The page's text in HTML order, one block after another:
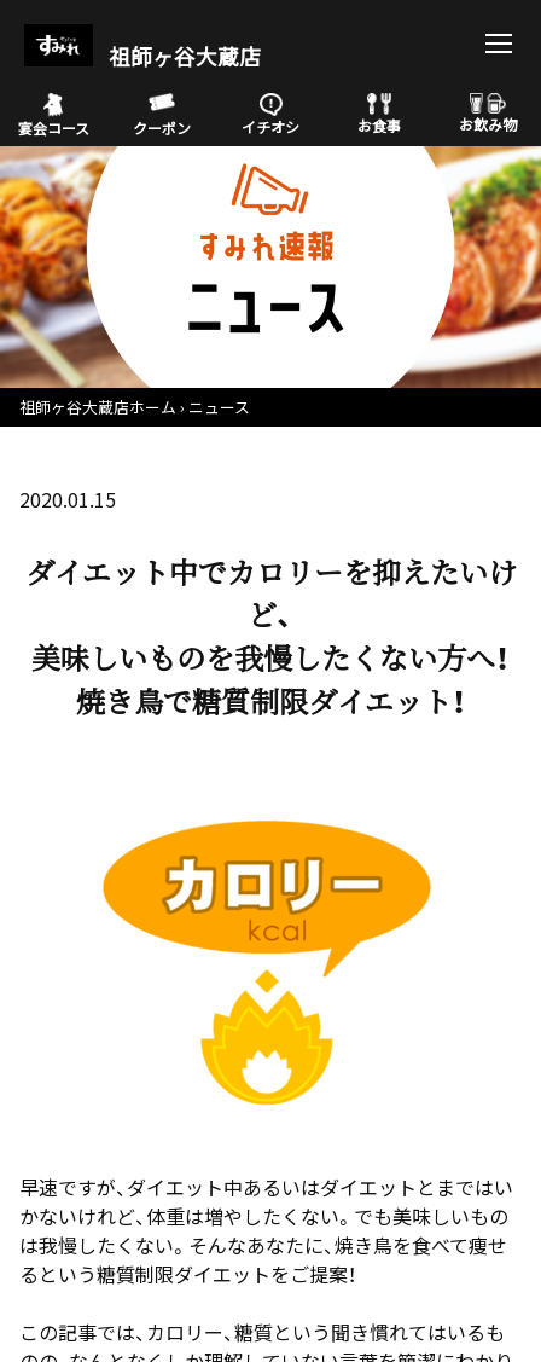
祖師ヶ谷大蔵店
宴会コース クーポン イチオシ お食事 お飲み物
祖師ヶ谷大蔵店ホーム ニュース
2020.01.15
ダイエット中でカロリーを抑えたいけ
ど、
美味しいものを我慢したくない方へ！
焼き鳥で糖質制限ダイエット！
早速ですが、ダイエット中あるいはダイエットとまではい
かないけれど、体重は増やしたくない。でも美味しいもの
は我慢したくない。そんなあなたに、焼き鳥を食べて痩せ
るという糖質制限ダイエットをご提案！
この記事では、カロリー、糖質という聞き慣れてはいるも